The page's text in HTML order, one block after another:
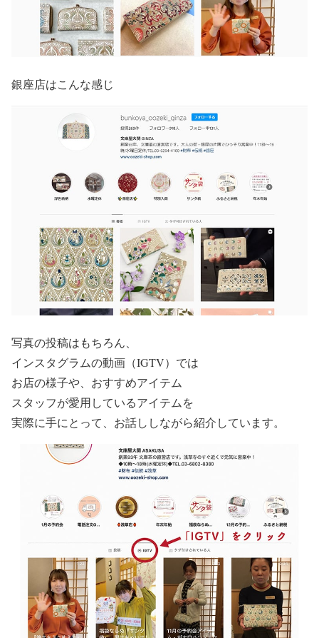
銀座店はこんな感じ
写真の投稿はもちろん、
インスタグラムの動画（IGTV）では
お店の様子や、おすすめアイテム
スタッフが愛用しているアイテムを
実際に手にとって、お話ししながら紹介しています。